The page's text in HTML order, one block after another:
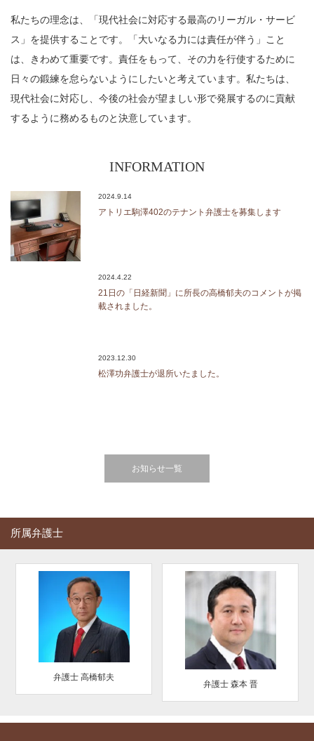
私たちの理念は、「現代社会に対応する最高のリーガル・サービ
ス」を提供することです。「大いなる力には責任が伴う」こと
は、きわめて重要です。責任をもって、その力を行使するために
日々の鍛練を怠らないようにしたいと考えています。私たちは、
現代社会に対応し、今後の社会が望ましい形で発展するのに貢献
するように務めるものと決意しています。
INFORMATION
2024.9.14
アトリエ駒澤402のテナント弁護士を募集します
2024.4.22
21日の「日経新聞」に所長の高橋郁夫のコメントが掲
載されました。
2023.12.30
松澤功弁護士が退所いたました。
お知らせ一覧
所属弁護士
弁護士 高橋郁夫
弁護士 森本 晋